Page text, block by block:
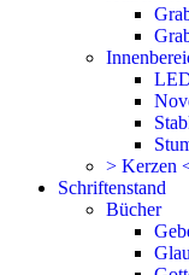
> Kerzen
Schriftenstand
Bücher